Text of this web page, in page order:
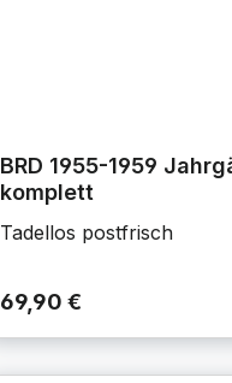
BRD 1955-1959
komplett
Tadellos postfrisch
69,90 €